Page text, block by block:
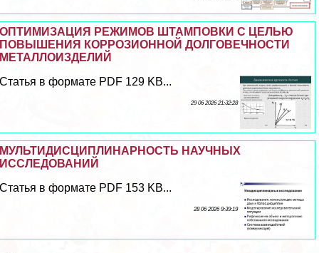
ОПТИМИЗАЦИЯ РЕЖИМОВ ШТАМПОВКИ С ЦЕЛЬЮ
ПОВЫШЕНИЯ КОРРОЗИОННОЙ ДОЛГОВЕЧНОСТИ
МЕТАЛЛОИЗДЕЛИЙ
Статья в формате PDF 129 KB...
29 06 2026 21:32:28
МУЛЬТИДИСЦИПЛИНАРНОСТЬ НАУЧНЫХ
ИССЛЕДОВАНИЙ
Статья в формате PDF 153 KB...
28 06 2026 9:39:19